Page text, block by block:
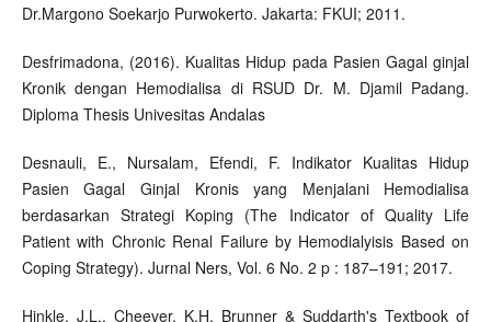
Dr.Margono Soekarjo Purwokerto. Jakarta: FKUI; 2011.
Desfrimadona, (2016). Kualitas Hidup pada Pasien Gagal ginjal
Kronik dengan Hemodialisa di RSUD Dr. M. Djamil Padang.
Diploma Thesis Univesitas Andalas
Desnauli, E., Nursalam, Efendi, F. Indikator Kualitas Hidup
Pasien Gagal Ginjal Kronis yang Menjalani Hemodialisa
berdasarkan Strategi Koping (The Indicator of Quality Life
Patient with Chronic Renal Failure by Hemodialyisis Based on
Coping Strategy). Jurnal Ners, Vol. 6 No. 2 p : 187–191; 2017.
Hinkle, J.L., Cheever, K.H. Brunner & Suddarth's Textbook of